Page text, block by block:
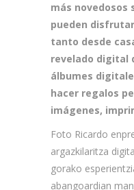
más novedosos
pueden
tanto desde
revelado digital
álbumes
hacer regalos
imágenes,
Foto Ricardo
argazkilaritza
gorako
abangoardian